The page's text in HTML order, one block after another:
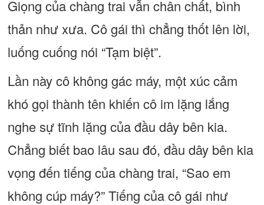
Giọng của chàng trai vẫn chân chất, bình
thản như xưa. Cô gái thì chẳng thốt lên lời,
luống cuống nói “Tạm biệt”.
Lần này cô không gác máy, một xúc cảm
khó gọi thành tên khiến cô im lặng lắng
nghe sự tĩnh lặng của đầu dây bên kia.
Chẳng biết bao lâu sau đó, đầu dây bên kia
vọng đến tiếng của chàng trai, “Sao em
không cúp máy?” Tiếng của cô gái như